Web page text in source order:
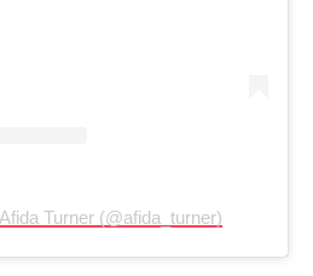
Turner (@afida_turner)